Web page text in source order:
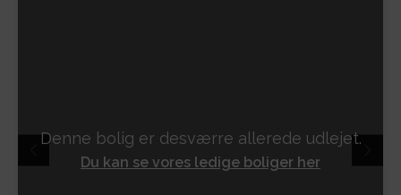
Denne bolig er desværre allerede udlejet.
Du kan se vores ledige boliger her